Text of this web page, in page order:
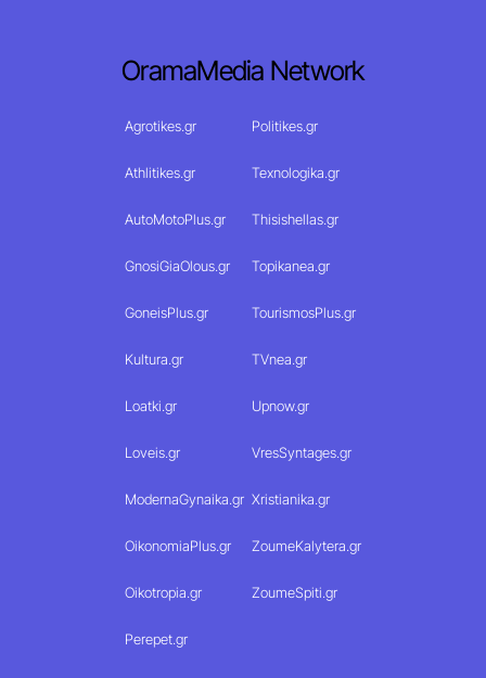
OramaMedia Network
Agrotikes.gr Politikes.gr
Athlitikes.gr Texnologika.gr
AutoMotoPlus.gr Thisishellas.gr
GnosiGiaOlous.gr Topikanea.gr
GoneisPlus.gr TourismosPlus.gr
Kultura.gr TVnea.gr
Loatki.gr Upnow.gr
Loveis.gr VresSyntages.gr
ModernaGynaika.gr Xristianika.gr
OikonomiaPlus.gr ZoumeKalytera.gr
Oikotropia.gr ZoumeSpiti.gr
Perepet.gr